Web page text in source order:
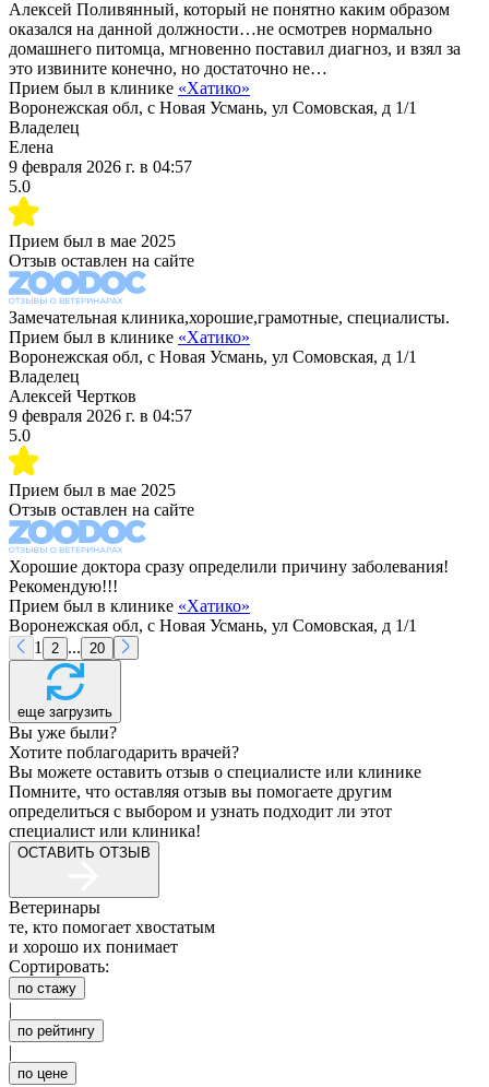
Алексей Поливянный, который не понятно каким образом
оказался на данной должности…не осмотрев нормально
домашнего питомца, мгновенно поставил диагноз, и взял за
это извините конечно, но достаточно не…
Прием был в клинике «Хатико»
Воронежская обл, с Новая Усмань, ул Сомовская, д 1/1
Владелец
Елена
9 февраля 2026 г. в 04:57
5.0
Прием был в мае 2025
Отзыв оставлен на сайте
Замечательная клиника,хорошие,грамотные, специалисты.
Прием был в клинике «Хатико»
Воронежская обл, с Новая Усмань, ул Сомовская, д 1/1
Владелец
Алексей Чертков
9 февраля 2026 г. в 04:57
5.0
Прием был в мае 2025
Отзыв оставлен на сайте
Хорошие доктора сразу определили причину заболевания!
Рекомендую!!!
Прием был в клинике «Хатико»
Воронежская обл, с Новая Усмань, ул Сомовская, д 1/1
1
2 ... 20
еще загрузить
Вы уже были?
Хотите поблагодарить врачей?
Вы можете оставить отзыв о специалисте или клинике
Помните, что оставляя отзыв вы помогаете другим
определиться с выбором и узнать подходит ли этот
специалист или клиника!
ОСТАВИТЬ ОТЗЫВ
Ветеринары
те, кто помогает хвостатым
и хорошо их понимает
Сортировать:
по стажу
|
по рейтингу
|
по цене